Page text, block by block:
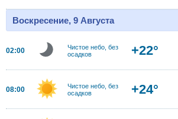
Воскресение, 9 Августа
02:00
Чистое небо, без
осадков
+22°
08:00
Чистое небо, без
осадков
+24°